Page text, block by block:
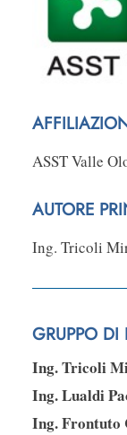
ASST Valle
AUTORE
Ing. Tricoli
GRUPPO DI
Ing. Tricoli
Ing. Lualdi
Ing. Frontuto